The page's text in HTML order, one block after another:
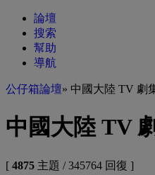
論壇
搜索
幫助
導航
公仔箱論壇» 中國大陸 TV 劇
中國大陸 TV
[ 4875 主題 / 345764 回復 ]